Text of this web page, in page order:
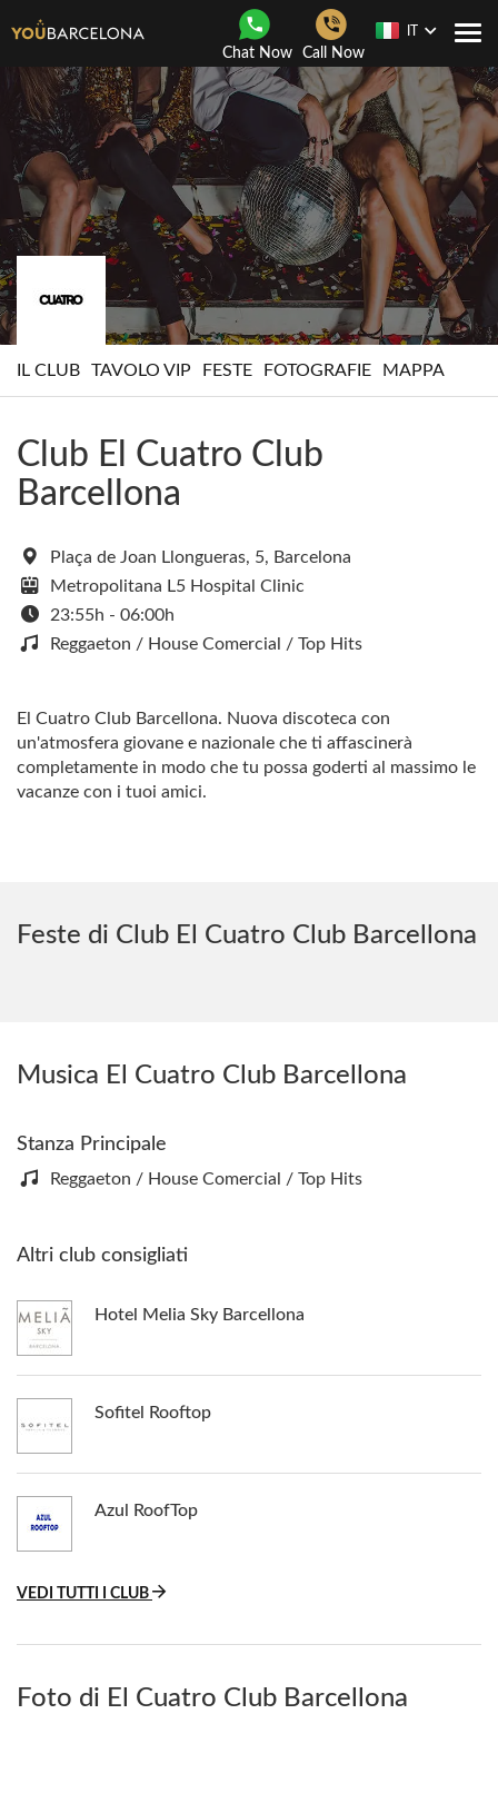
Chat Now Call Now
IL CLUB TAVOLO VIP FESTE FOTOGRAFIE MAPPA
Club El Cuatro Club
Barcellona
Plaça de Joan Llongueras, 5, Barcelona
Metropolitana L5 Hospital Clinic
23:55h - 06:00h
Reggaeton / House Comercial / Top Hits
El Cuatro Club Barcellona. Nuova discoteca con
un'atmosfera giovane e nazionale che ti affascinerà
completamente in modo che tu possa goderti al massimo le
vacanze con i tuoi amici.
Feste di Club El Cuatro Club Barcellona
Musica El Cuatro Club Barcellona
Stanza Principale
Reggaeton / House Comercial / Top Hits
Altri club consigliati
Hotel Melia Sky Barcellona
Sofitel Rooftop
Azul RoofTop
VEDI TUTTI I CLUB
Foto di El Cuatro Club Barcellona